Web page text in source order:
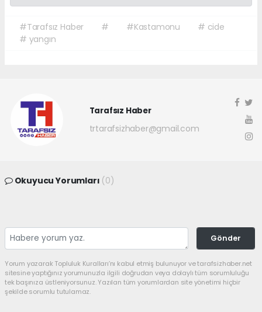
#Tarafsız Haber # #Kastamonu
# cide
# yangın
Tarafsız Haber
trtarafsizhaber@gmail.com
Okuyucu Yorumları (0)
Gönder
Yorum yazarak Topluluk Kuralları’nı kabul etmiş bulunuyor ve tarafsizhaber.net
sitesine yaptığınız yorumunuzla ilgili doğrudan veya dolaylı tüm sorumluluğu
tek başınıza üstleniyorsunuz. Yazılan tüm yorumlardan site yönetimi hiçbir
şekilde sorumlu tutulamaz.